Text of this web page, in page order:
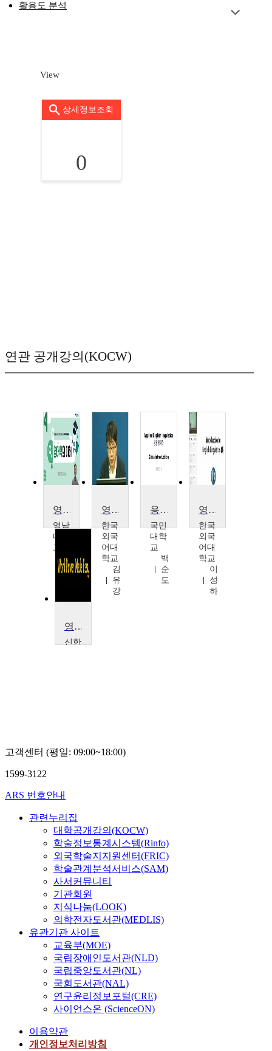
활용도 분석
View
상세정보조회
0
연관 공개강의(KOCW)
영어학의이해
영남
대학
교
윤
규
영어학개론 1
한국
외국
어대
학교
김
유
강
응용영어학
국민
대학
교
백
순
도
영어학 개론(2)
한국
외국
어대
학교
이
성
하
영어학개론
신한
고객센터 (평일: 09:00~18:00)
1599-3122
ARS 번호안내
관련누리집
대학공개강의(KOCW)
학술정보통계시스템(Rinfo)
외국학술지지원센터(FRIC)
학술관계분석서비스(SAM)
사서커뮤니티
기관회원
지식나눔(LOOK)
의학전자도서관(MEDLIS)
유관기관 사이트
교육부(MOE)
국립장애인도서관(NLD)
국립중앙도서관(NL)
국회도서관(NAL)
연구윤리정보포털(CRE)
사이언스온 (ScienceON)
이용약관
개인정보처리방침